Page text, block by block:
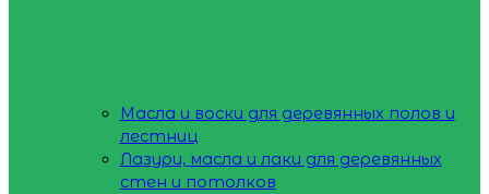
Масла и воски для деревянных полов и
лестниц
Лазури, масла и лаки для деревянных
стен и потолков